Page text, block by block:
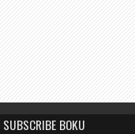
SUBSCRIBE BOKU